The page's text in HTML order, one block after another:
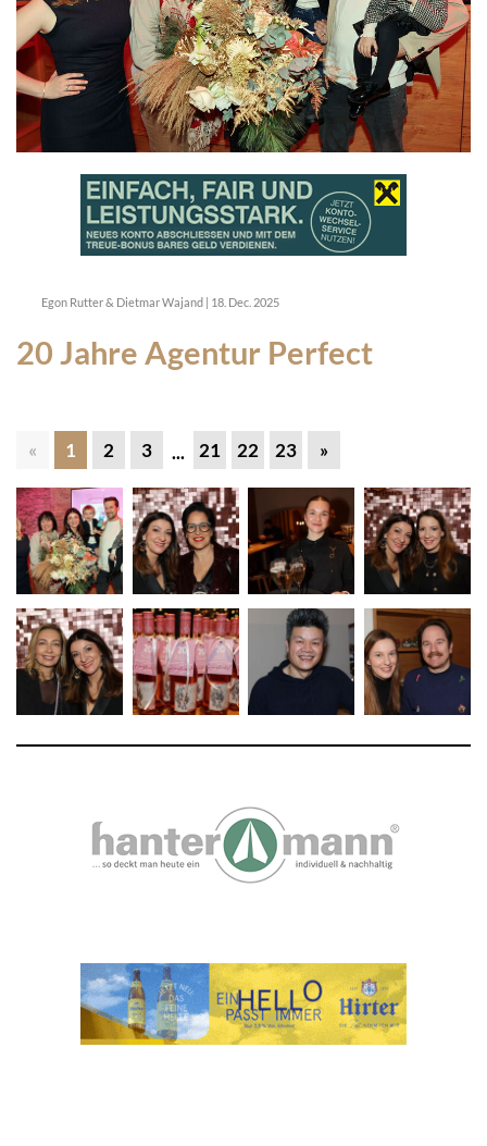
Egon Rutter & Dietmar Wajand | 18. Dec. 2025
20 Jahre Agentur Perfect
« 1 2 3 ... 21 22 23 »